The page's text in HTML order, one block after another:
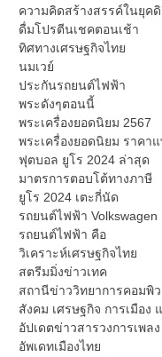
ความคิดสร้างสรรค์ในยุค
ดื่มโปรตีนเชคตอนเช้า
ทิศทางเศรษฐกิจไทย
นมเวย์
ประกันรถยนต์ไฟฟ้า
พระดังๆตอนนี้
พระเครื่องยอดนิยม 2567
พระเครื่องยอดนิยม ราคาแ
ฟุตบอล ยูโร 2024 ล่าสุด
มาตรการตอบโต้ทางภาษี
ยูโร 2024 เตะกี่นัด
รถยนต์ไฟฟ้า Volkswagen
รถยนต์ไฟฟ้า คือ
วิเคราะห์เศรษฐกิจไทย
สตรีมมิ่งข่าวเทค
สถานีข่าววิทยาการคอมพิว
สังคม เศรษฐกิจ การเมือง
อัปเดตข่าวสารวงการเพลง
อัพเดทเมืองไทย